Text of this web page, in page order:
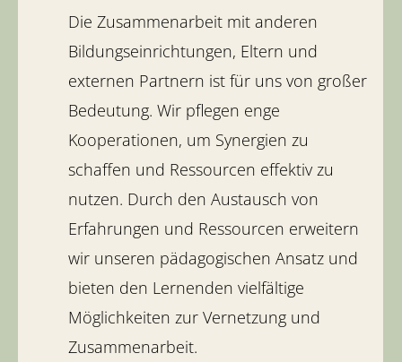
Die Zusammenarbeit mit anderen
Bildungseinrichtungen, Eltern und
externen Partnern ist für uns von großer
Bedeutung. Wir pflegen enge
Kooperationen, um Synergien zu
schaffen und Ressourcen effektiv zu
nutzen. Durch den Austausch von
Erfahrungen und Ressourcen erweitern
wir unseren pädagogischen Ansatz und
bieten den Lernenden vielfältige
Möglichkeiten zur Vernetzung und
Zusammenarbeit.